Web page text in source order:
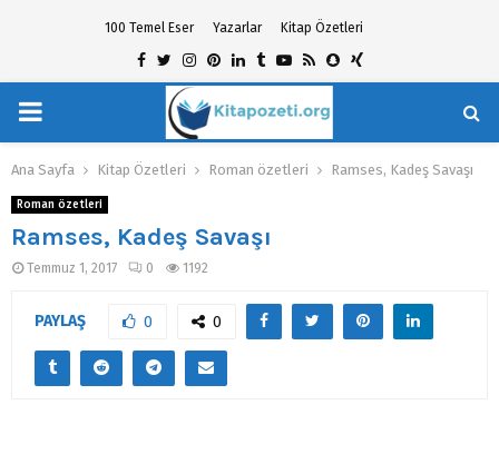
100 Temel Eser Yazarlar Kitap Özetleri
Facebook
TwitterInstagram
Pinterest
Linkedin
TumblrYoutube
RssSnapchat
Xing
PRIMARY
MENU
Ana Sayfa Kitap Özetleri Roman özetleri Ramses, Kadeş Savaşı
Roman özetleri
Ramses, Kadeş Savaşı
Temmuz 1, 2017 0 1192
PAYLAŞ 0 0